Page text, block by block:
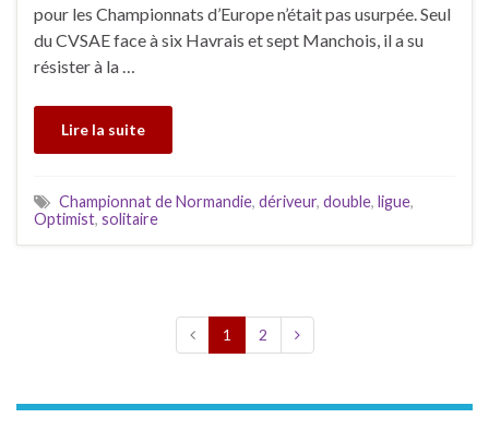
pour les Championnats d’Europe n’était pas usurpée. Seul
du CVSAE face à six Havrais et sept Manchois, il a su
résister à la …
Lire la suite
Championnat de Normandie, dériveur, double, ligue,
Optimist, solitaire
1 2